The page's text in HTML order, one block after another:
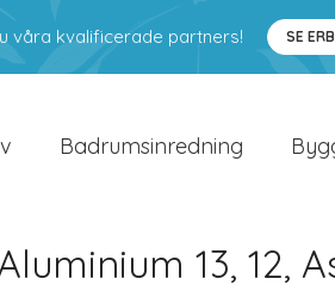
våra kvalificerade partners! SE
Badrumsinredning
13, 12,